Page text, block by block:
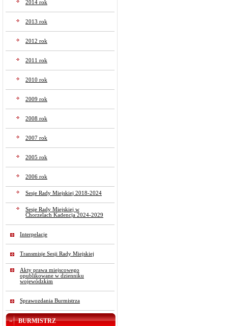
2014 rok
2013 rok
2012 rok
2011 rok
2010 rok
2009 rok
2008 rok
2007 rok
2005 rok
2006 rok
Sesje Rady Miejskiej 2018-2024
Sesje Rady Miejskiej w
Chorzelach Kadencja 2024-2029
Interpelacje
Transmisje Sesji Rady Miejskiej
Akty prawa miejscowego
opublikowane w dzienniku
wojewódzkim
Sprawozdania Burmistrza
BURMISTRZ